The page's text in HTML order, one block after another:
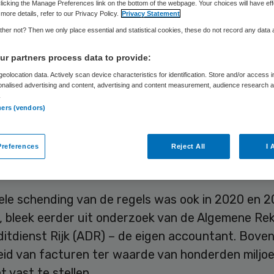
van VWS heeft vorig jaar weer op grote
overtreden. Het gaat in ieder geval om
uit een interimrapport van de Auditdienst Rijk,
schending van de regels was ook in 2020 en
bleek eerder uit onderzoek van de Algemene
Rijk (ADR) – de eigen accountant.
van facturen ter waarde van honderden
the Manage Preferences link on the bottom of the webpage. Your choices will have
details, refer to our Privacy Policy. Privacy Statement
not? Then we only place essential and statistical cookies, these do not record any data
partners process data to provide:
data. Actively scan device characteristics for identification. Store and/or access
advertising and content, advertising and content measurement, audience research
(vendors)
Reject All I